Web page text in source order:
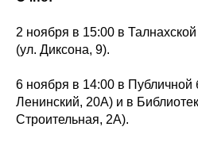
2 ноября в 15:00 в
(ул. Диксона, 9).
6 ноября в 14:00 в Публичной
Ленинский, 20А) и в
Строительная, 2А).